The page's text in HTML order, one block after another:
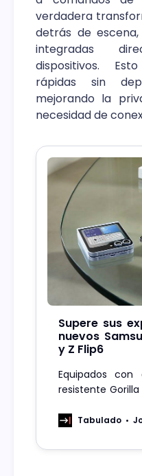
verdadera
detrás de
integradas
dispositivos.
rápidas sin
mejorando la
necesidad de
Supere sus
nuevos
y Z Flip6
Equipados
resistente Gorilla
resistir las
Tabulado